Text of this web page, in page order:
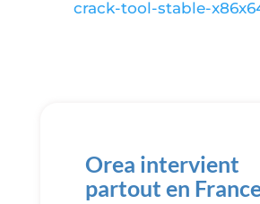
crack-tool-stable-
Orea intervient
partout en